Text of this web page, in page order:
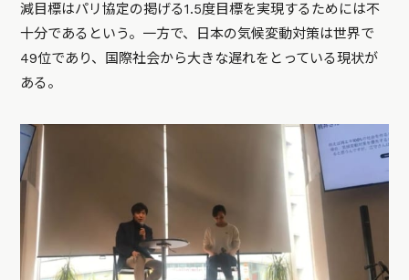
減目標はパリ協定の掲げる1.5度目標を実現するためには不
十分であるという。一方で、日本の気候変動対策は世界で
49位であり、国際社会から大きな遅れをとっている現状が
ある。